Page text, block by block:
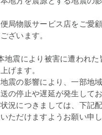
局物販サービス店をご愛
ざいます。
地震により被害に遭われた
げます。
震の影響により、一部地
の停止や遅延が発生してお
況につきましては、下記
ただけますようお願い申し